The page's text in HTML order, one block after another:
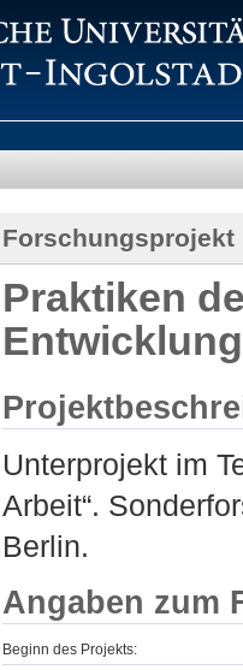
Forschungsprojekt
Praktiken
Unterprojekt im
Arbeit“.
Berlin.
Angaben zum
Beginn des Projekts: